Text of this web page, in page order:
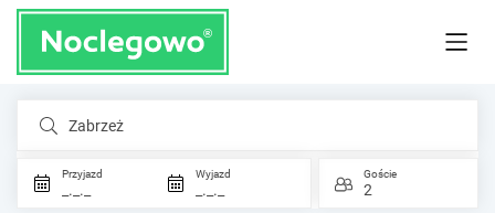
Zabrzeż
Przyjazd
_._._
Wyjazd
_._._
Goście
2